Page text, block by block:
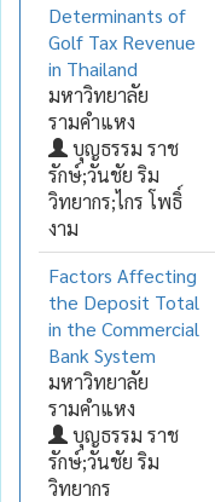
Determinants of
Golf Tax Revenue
in Thailand
มหาวิทยาลัย
รามคำแหง
บุญธรรม ราช
รักษ์;วันชัย ริม
วิทยากร;ไกร โพธิ์
งาม
Factors Affecting
the Deposit Total
in the Commercial
Bank System
มหาวิทยาลัย
รามคำแหง
บุญธรรม ราช
รักษ์;วันชัย ริม
วิทยากร